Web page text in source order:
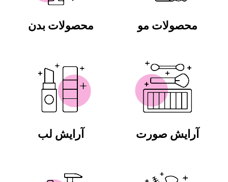
محصولات مو محصولات بدن
آرایش صورت آرایش لب